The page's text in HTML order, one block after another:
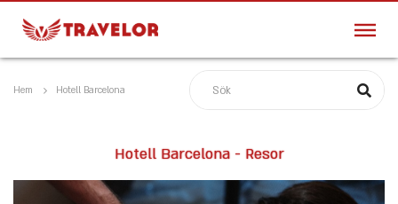
Hem Hotell Barcelona
Hotell Barcelona - Resor